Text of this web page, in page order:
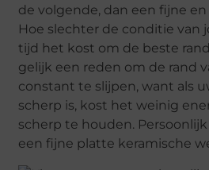
de volgende, dan een fijne
Hoe slechter de conditie van
tijd het kost om de beste
gelijk een reden om de rand
constant te slijpen, want als
scherp is, kost het weinig
scherp te houden.
een fijne platte keramische